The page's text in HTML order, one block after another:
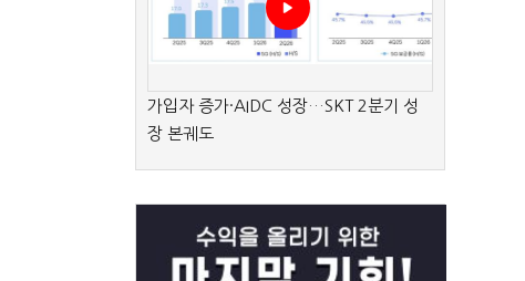
가입자 증가·AIDC 성장…SKT 2분기 성
장 본궤도